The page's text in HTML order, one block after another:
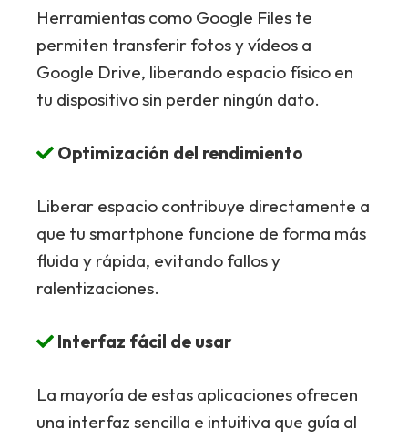
Herramientas como Google Files te
permiten transferir fotos y vídeos a
Google Drive, liberando espacio físico en
tu dispositivo sin perder ningún dato.
Optimización del rendimiento
Liberar espacio contribuye directamente a
que tu smartphone funcione de forma más
fluida y rápida, evitando fallos y
ralentizaciones.
Interfaz fácil de usar
La mayoría de estas aplicaciones ofrecen
una interfaz sencilla e intuitiva que guía al